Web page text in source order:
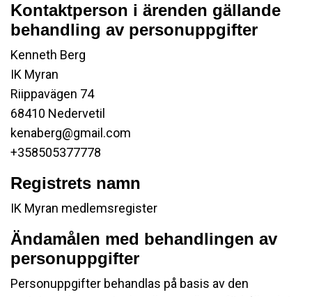
Kontaktperson i ärenden gällande
behandling av personuppgifter
Kenneth Berg
IK Myran
Riippavägen 74
68410 Nedervetil
kenaberg@gmail.com
+358505377778
Registrets namn
IK Myran medlemsregister
Ändamålen med behandlingen av
personuppgifter
Personuppgifter behandlas på basis av den